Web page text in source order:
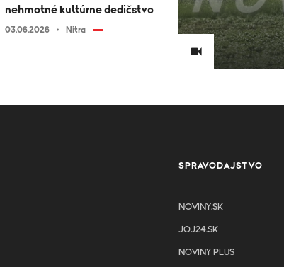
nehmotné kultúrne dedičstvo
03.06.2026 Nitra
SPRAVODAJSTVO
NOVINY.SK
JOJ24.SK
NOVINY PLUS